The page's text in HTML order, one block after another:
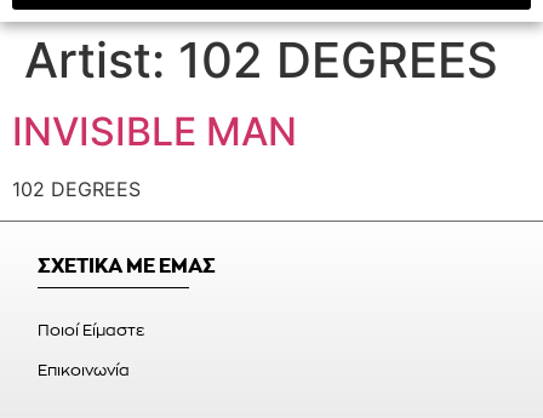
Artist: 102 DEGREES
INVISIBLE MAN
102 DEGREES
ΣΧΕΤΙΚΑ ΜΕ ΕΜΑΣ
Ποιοί Είμαστε
Επικοινωνία